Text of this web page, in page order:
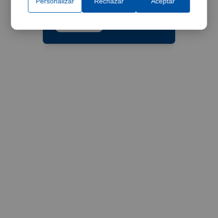
vacuum pump